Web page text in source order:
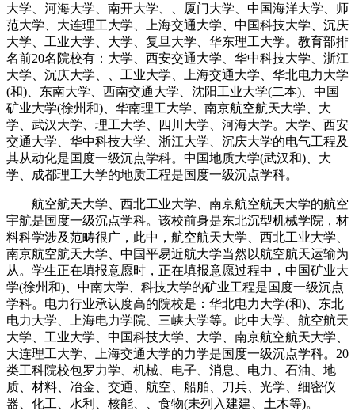
大学、河海大学、南开大学、、厦门大学、中国海洋大学、师
范大学、大连理工大学、上海交通大学、中国科技大学、沉庆
大学、工业大学、大学、复旦大学、华东理工大学。教育部排
名前20名院校有：大学、西安交通大学、华中科技大学、浙江
大学、沉庆大学、、工业大学、上海交通大学、华北电力大学
(和)、东南大学、西南交通大学、沈阳工业大学(二本)、中国
矿业大学(徐州和)、华南理工大学、南京航空航天大学、大
学、武汉大学、理工大学、四川大学、河海大学。大学、西安
交通大学、华中科技大学、浙江大学、沉庆大学的电气工程及
其从动化是国度一级沉点学科。中国地质大学(武汉和)、大
学、成都理工大学的地质工程是国度一级沉点学科。
航空航天大学、西北工业大学、南京航空航天大学的航空
宇航是国度一级沉点学科。该校前身是东北沉型机械学院，材
料科学涉及范畴很广，此中，航空航天大学、西北工业大学、
南京航空航天大学、中国平易近航大学当然以航空航天运输为
从。学生正在填报意愿时，正在填报意愿过程中，中国矿业大
学(徐州和)、中南大学、科技大学的矿业工程是国度一级沉点
学科。电力行业承认度高的院校是：华北电力大学(和)、东北
电力大学、上海电力学院、三峡大学等。此中大学、航空航天
大学、工业大学、中国科技大学、大学、南京航空航天大学、
大连理工大学、上海交通大学的力学是国度一级沉点学科。20
类工科院校包罗力学、机械、电子、消息、电力、石油、地
质、材料、冶金、交通、航空、船舶、刀兵、光学、细密仪
器、化工、水利、核能、、食物(未列入建建、土木等)。